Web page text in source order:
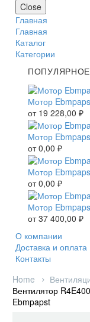
Close
Главная
Главная
Каталог
Категории
ПОПУЛЯРНОЕ
Мотор
от 19 228,00 ₽
Мотор
от0,00 ₽
Мотор
от0,00 ₽
Мотор
от37 400,00 ₽
О компании
Доставка и оплата
Контакты
Home
Вентилятор
Ebmpapst